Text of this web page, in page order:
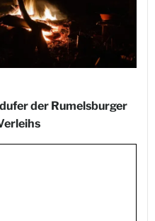
der Rumelsburger